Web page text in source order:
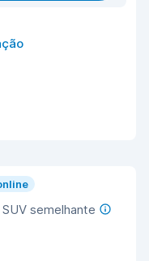
semelhante